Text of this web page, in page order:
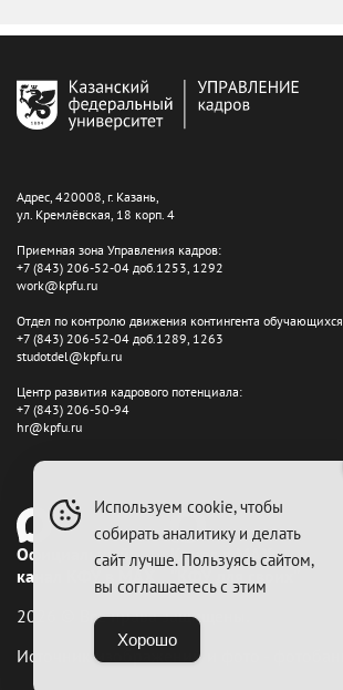
Адрес, 420008, г. Казань,
ул. Кремлёвская, 18 корп. 4
Приемная зона Управления кадров:
+7 (843) 206-52-04 доб.1253, 1292
work@kpfu.ru
Отдел по контролю движения контингента
+7 (843) 206-52-04 доб.1289, 1263
studotdel@kpfu.ru
Центр развития кадрового потенциала:
+7 (843) 206-50-94
hr@kpfu.ru
Официальный
канал КФУ в MAX
Канал в MAX
"КФУ для своих"
2026 © Все права защищены.
Источник изображений и фото -
Используем cookie, чтобы
собирать аналитику и делать
сайт лучше. Пользуясь сайтом,
вы соглашаетесь с этим
Хорошо